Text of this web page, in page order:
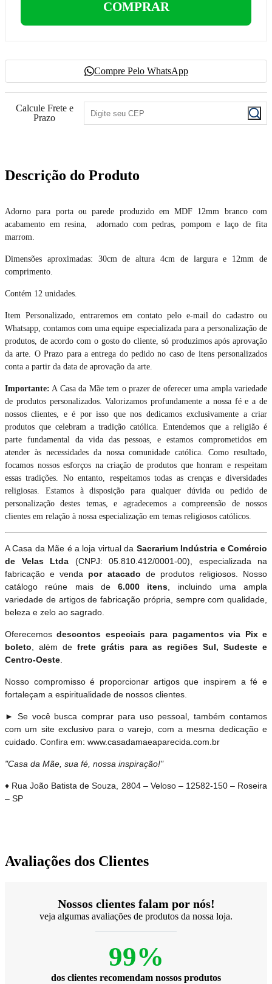
COMPRAR
Compre Pelo WhatsApp
Calcule Frete e
Prazo
Descrição do Produto
Adorno para porta ou parede produzido em MDF 12mm branco com
acabamento em resina, adornado com pedras, pompom e laço de fita
marrom.
Dimensões aproximadas: 30cm de altura 4cm de largura e 12mm de
comprimento.
Contém 12 unidades.
Item Personalizado, entraremos em contato pelo e-mail do cadastro ou
Whatsapp, contamos com uma equipe especializada para a personalização de
produtos, de acordo com o gosto do cliente, só produzimos após aprovação
da arte. O Prazo para a entrega do pedido no caso de itens personalizados
conta a partir da data de aprovação da arte.
Importante: A Casa da Mãe tem o prazer de oferecer uma ampla variedade
de produtos personalizados. Valorizamos profundamente a nossa fé e a de
nossos clientes, e é por isso que nos dedicamos exclusivamente a criar
produtos que celebram a tradição católica. Entendemos que a religião é
parte fundamental da vida das pessoas, e estamos comprometidos em
atender às necessidades da nossa comunidade católica. Como resultado,
focamos nossos esforços na criação de produtos que honram e respeitam
essas tradições. No entanto, respeitamos todas as crenças e diversidades
religiosas. Estamos à disposição para qualquer dúvida ou pedido de
personalização destes temas, e agradecemos a compreensão de nossos
clientes em relação à nossa especialização em temas religiosos católicos.
A Casa da Mãe é a loja virtual da Sacrarium Indústria e Comércio
de Velas Ltda (CNPJ: 05.810.412/0001-00), especializada na
fabricação e venda por atacado de produtos religiosos. Nosso
catálogo reúne mais de 6.000 itens , incluindo uma ampla
variedade de artigos de fabricação própria, sempre com qualidade,
beleza e zelo ao sagrado.
Oferecemosdescontos especiais para pagamentos via Pix e
boleto , além de frete grátis para as regiões Sul, Sudeste e
Centro-Oeste
Nosso compromisso é proporcionar artigos que inspirem a fé e
fortaleçam a espiritualidade de nossos clientes.
► Se você busca comprar para uso pessoal, também contamos
com um site exclusivo para o varejo, com a mesma dedicação e
cuidado. Confira em: www.casadamaeaparecida.com.br
"Casa da Mãe, sua fé, nossa inspiração!"
♦ Rua João Batista de Souza, 2804 – Veloso – 12582-150 – Roseira
– SP
Avaliações dos Clientes
Nossos clientes falam por nós!
veja algumas avaliações de produtos da nossa loja.
99%
dos clientes recomendam nossos produtos